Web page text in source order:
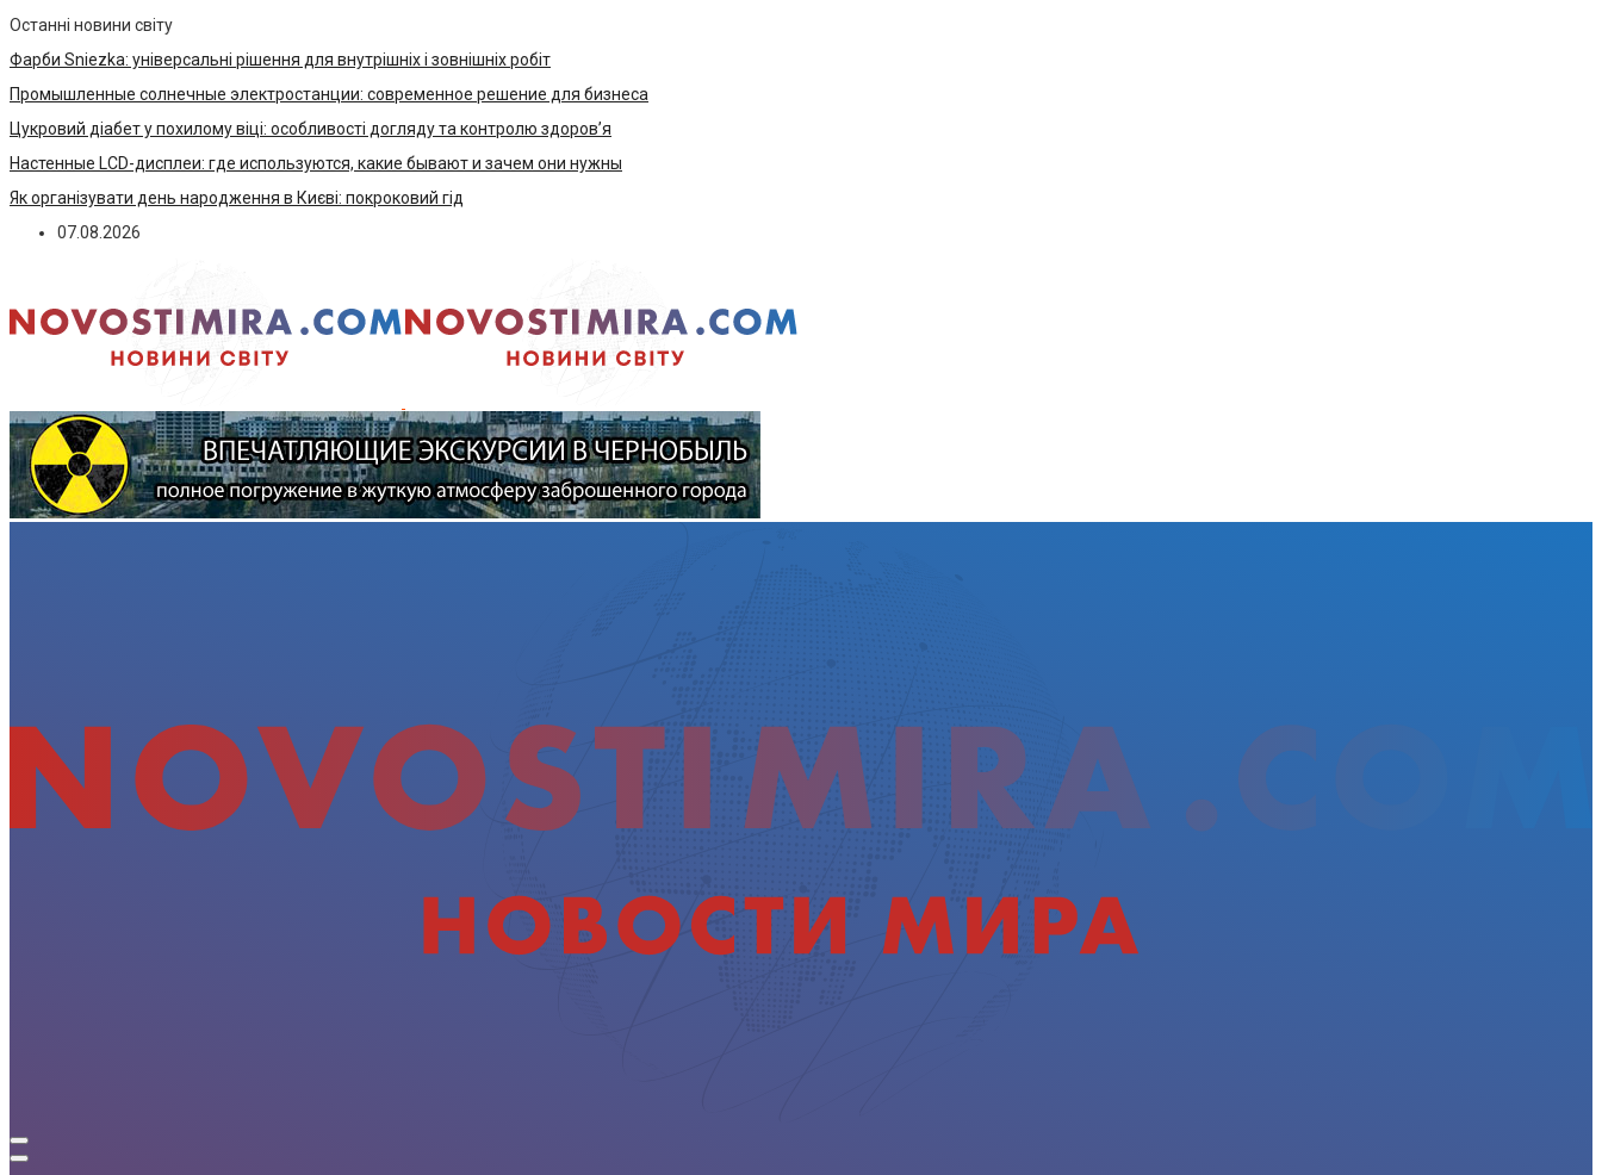
Останні новини світу
Фарби Sniezka: універсальні рішення для внутрішніх і зовнішніх робіт
Промышленные солнечные электростанции: современное решение для бизнеса
Цукровий діабет у похилому віці: особливості догляду та контролю здоров’я
Настенные LCD-дисплеи: где используются, какие бывают и зачем они нужны
Як організувати день народження в Києві: покроковий гід
07.08.2026